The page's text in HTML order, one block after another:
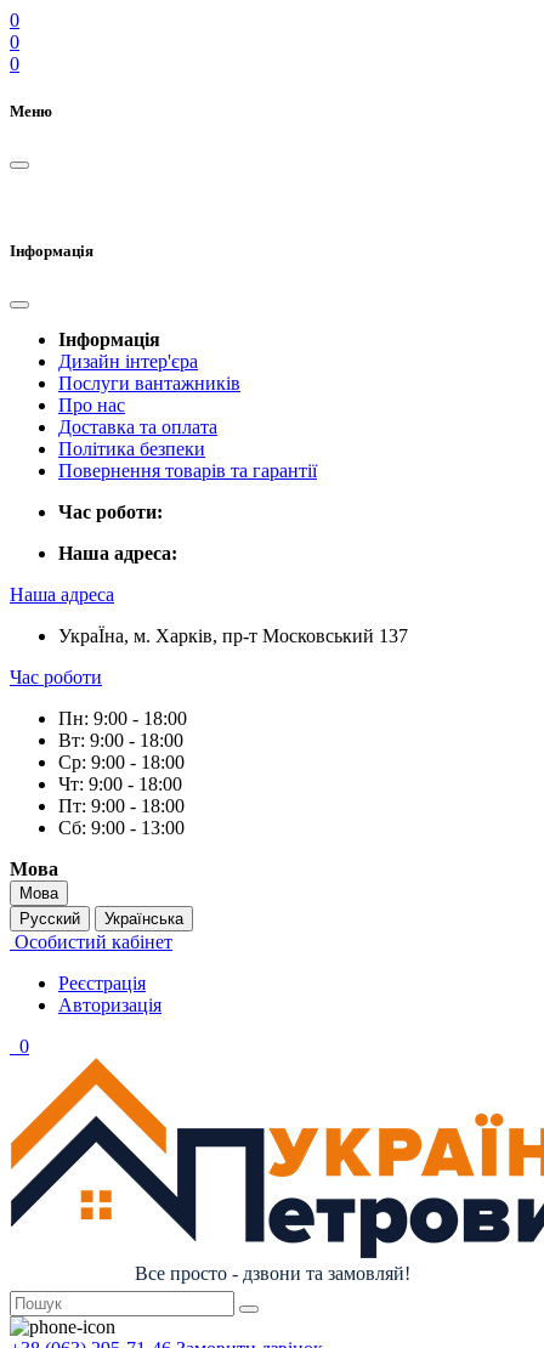
0
0
0
Меню
Інформація
Інформація
Дизайн інтер'єра
Послуги вантажників
Про нас
Доставка та оплата
Політика безпеки
Повернення товарів та гарантії
Час роботи:
Наша адреса:
Наша адреса
УкраЇна, м. Харків, пр-т Московський 137
Час роботи
Пн: 9:00 - 18:00
Вт: 9:00 - 18:00
Ср: 9:00 - 18:00
Чт: 9:00 - 18:00
Пт: 9:00 - 18:00
Сб: 9:00 - 13:00
Мова
Мова
Русский
Українська
Особистий кабінет
Реєстрація
Авторизація
0
Все просто - дзвони та замовляй!